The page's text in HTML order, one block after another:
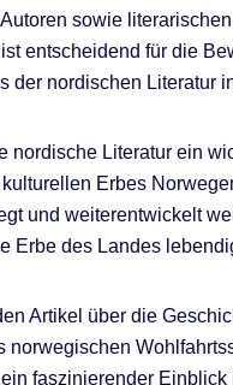
sowie literarischen
entscheidend für die
der nordischen Literatur
nordische Literatur ein
Erbes
und weiterentwickelt
Erbe des Landes
Artikel über die
norwegischen
faszinierender Einblick